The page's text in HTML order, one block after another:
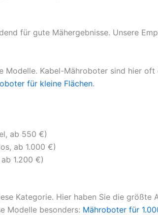
für gute Mähergebnisse. Unsere
Modelle. Kabel-Mähroboter sind hier
für kleine Flächen.
ab 550 €)
ab 1.000 €)
1.200 €)
Kategorie. Hier haben Sie die
Modelle besonders: Mähroboter für